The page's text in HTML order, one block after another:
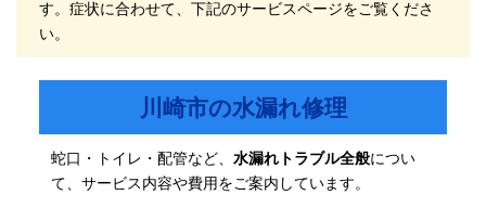
す。症状に合わせて、下記のサービスページをご覧くださ
い。
川崎市の水漏れ修理
蛇口・トイレ・配管など、 水漏れトラブル全般につい
て、サービス内容や費用をご案内しています。